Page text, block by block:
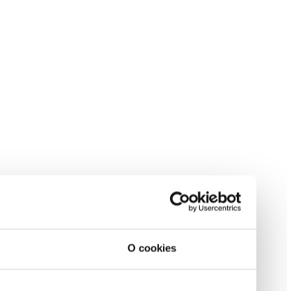
O cookies